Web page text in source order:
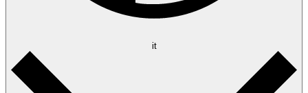
it